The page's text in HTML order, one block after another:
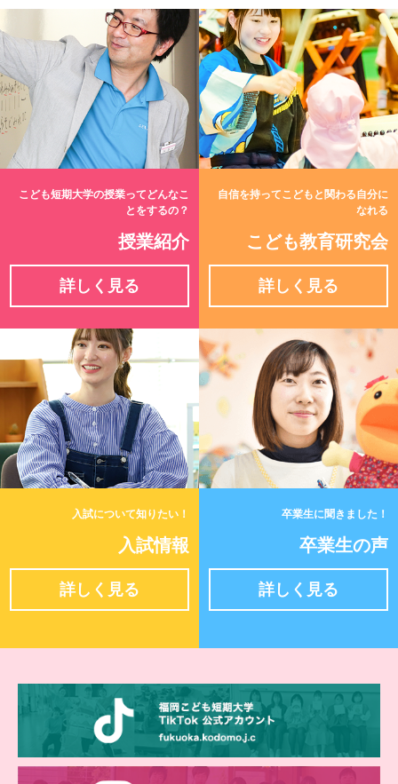
こども短期大学の授業ってどんなこ
とをするの？
授業紹介
詳しく見る
自信を持ってこどもと関わる自分に
なれる
こども教育研究会
詳しく見る
入試について知りたい！
入試情報
詳しく見る
卒業生に聞きました！
卒業生の声
詳しく見る